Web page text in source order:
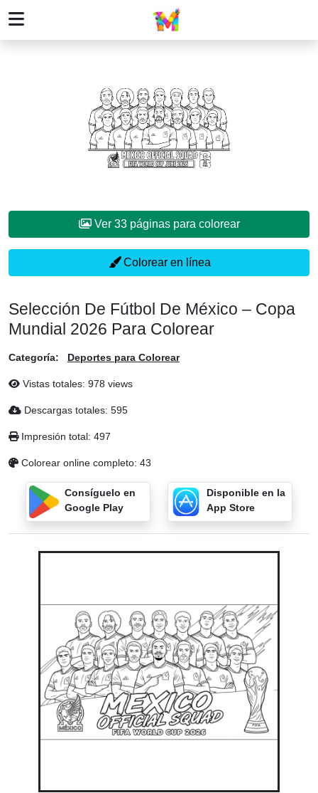
Ver 33 páginas para colorear
Colorear en línea
Selección De Fútbol De México – Copa
Mundial 2026 Para Colorear
Categoría: Deportes para Colorear
Vistas totales: 978 views
Descargas totales: 595
Impresión total: 497
Colorear online completo: 43
Consíguelo en
Google Play
Disponible en la
App Store